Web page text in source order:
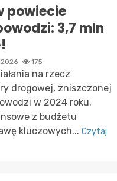
powiecie
3,7 mln
175
na rzecz
drogowej, zniszczonej
w 2024 roku.
z budżetu
kluczowych... Czytaj